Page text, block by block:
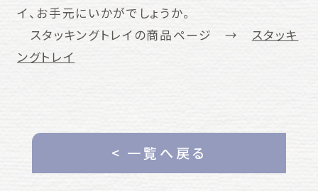
イ、お手元にいかがでしょうか。
スタッキングトレイの商品ページ → スタッキ
ングトレイ
< 一覧へ戻る